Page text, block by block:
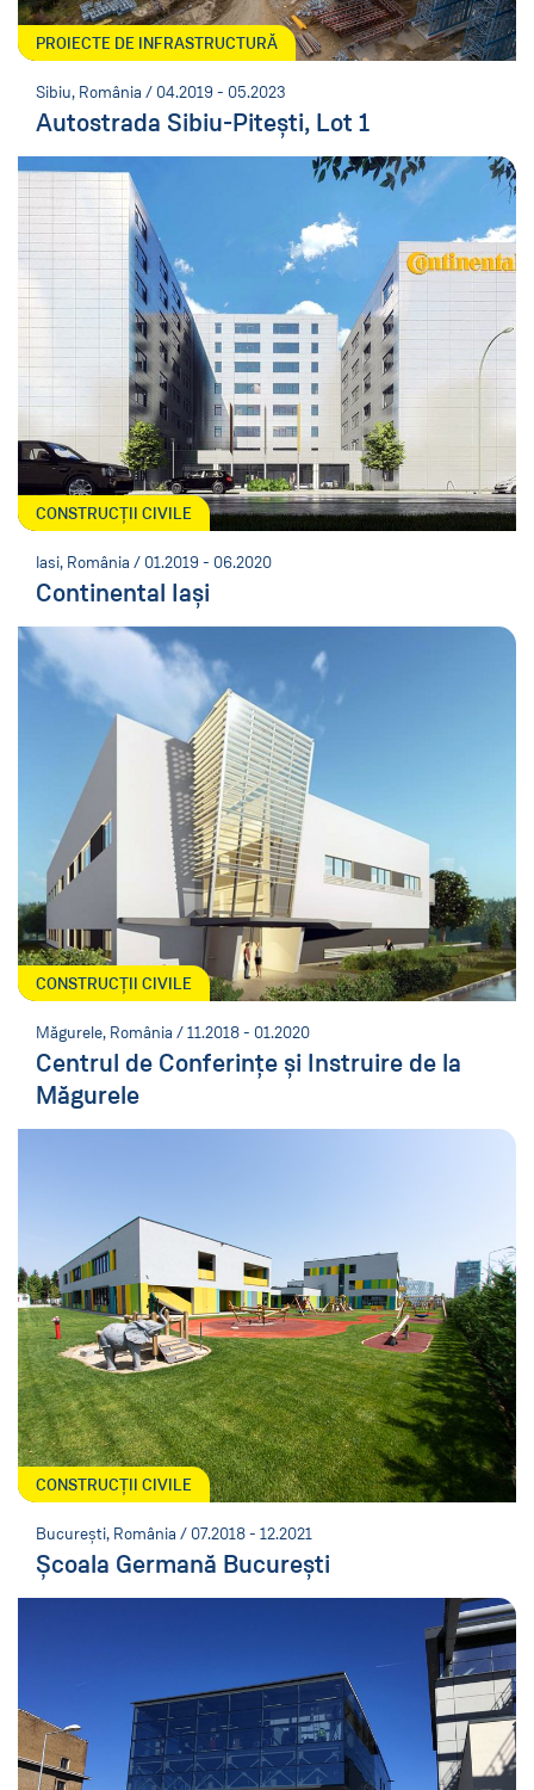
PROIECTE DE INFRASTRUCTURĂ
Sibiu, România / 04.2019 - 05.2023
Autostrada Sibiu-Pitești, Lot 1
CONSTRUCȚII CIVILE
Iasi, România / 01.2019 - 06.2020
Continental Iași
CONSTRUCȚII CIVILE
Măgurele, România / 11.2018 - 01.2020
Centrul de Conferințe și Instruire de la
Măgurele
CONSTRUCȚII CIVILE
București, România / 07.2018 - 12.2021
Școala Germană București